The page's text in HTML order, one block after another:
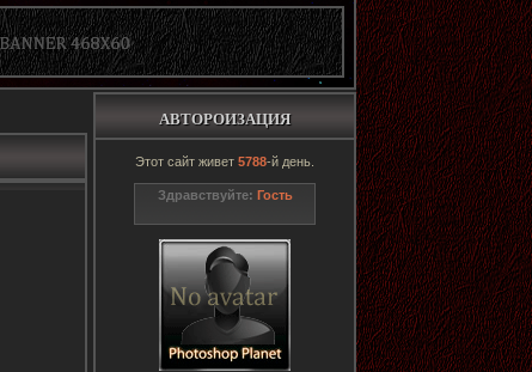
АВТОРОИЗАЦИЯ
Этот сайт живет 5788-й день.
Здравствуйте: Гость